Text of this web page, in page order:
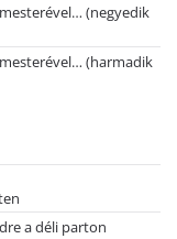
(negyedik
(harmadik
a déli parton